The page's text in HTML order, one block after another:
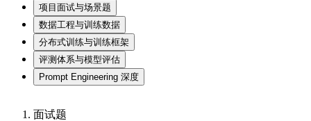
项目面试与场景题
数据工程与训练数据
分布式训练与训练框架
评测体系与模型评估
Prompt Engineering 深度
面试题